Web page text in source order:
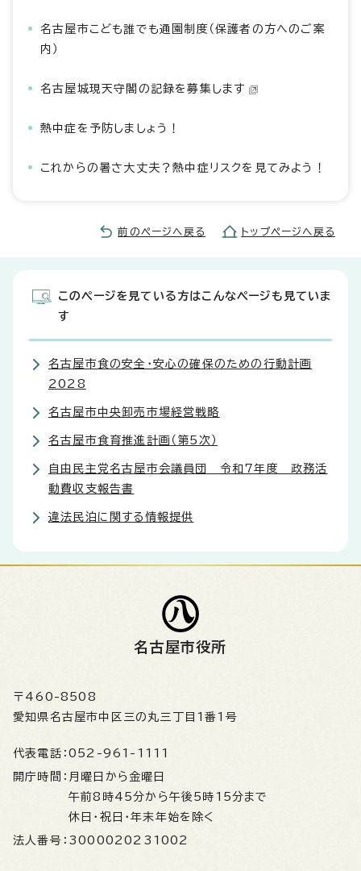
名古屋市こども誰でも通園制度（保護者の方へのご案
内）
名古屋城現天守閣の記録を募集します
熱中症を予防しましょう！
これからの暑さ大丈夫？熱中症リスクを見てみよう！
前のページへ戻る トップページへ戻る
このページを見ている方はこんなページも見ていま
す
名古屋市食の安全・安心の確保のための行動計画
2028
名古屋市中央卸売市場経営戦略
名古屋市食育推進計画（第5次）
自由民主党名古屋市会議員団 令和7年度 政務活
動費収支報告書
違法民泊に関する情報提供
名古屋市役所
〒460-8508
愛知県名古屋市中区三の丸三丁目1番1号
代表電話： 052-961-1111
開庁時間： 月曜日から金曜日
午前8時45分から午後5時15分まで
休日・祝日・年末年始を除く
法人番号： 3000020231002